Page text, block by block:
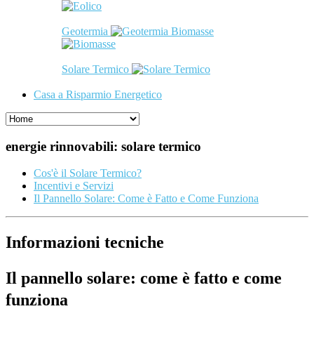
Geotermia Biomasse
Solare Termico
Casa a Risparmio Energetico
energie rinnovabili: solare termico
Cos'è il Solare Termico?
Incentivi e Servizi
Il Pannello Solare: Come è Fatto e Come Funziona
Informazioni tecniche
Il pannello solare: come è fatto e come
funziona